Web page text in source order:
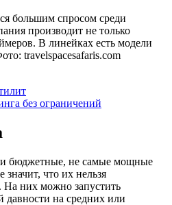
большим спросом среди
производит не только
В линейках есть модели
travelspacesafaris.com
без ограничений
бюджетные, не самые мощные
значит, что их нельзя
На них можно запустить
давности на средних или